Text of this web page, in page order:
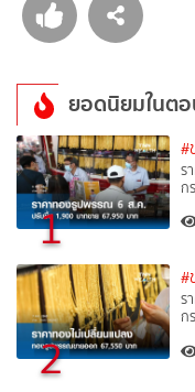
ยอดนิยมในต
1
#
ร
ก
2
#
ร
ก